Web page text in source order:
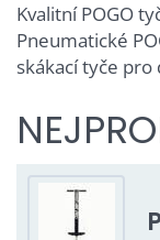
Kvalitní POGO
Pneumatické
skákací tyče pro